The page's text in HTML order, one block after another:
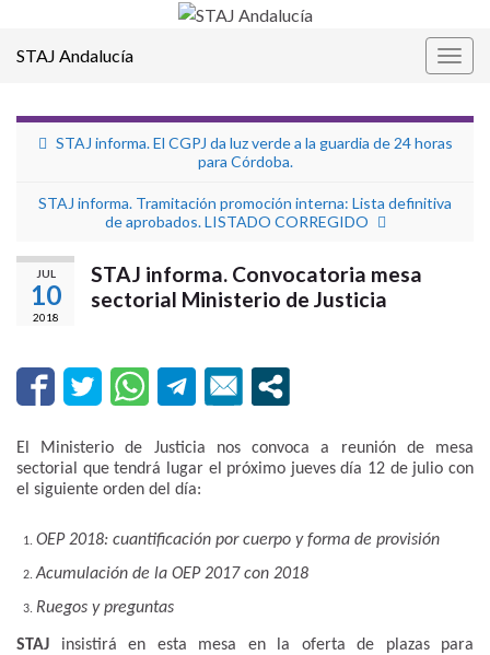
STAJ Andalucía
STAJ informa. El CGPJ da luz verde a la guardia de 24 horas
para Córdoba.
STAJ informa. Tramitación promoción interna: Lista definitiva
de aprobados. LISTADO CORREGIDO
JUL
10
2018
STAJ informa. Convocatoria mesa
sectorial Ministerio de Justicia
El Ministerio de Justicia nos convoca a reunión de mesa
sectorial que tendrá lugar el próximo jueves día 12 de julio con
el siguiente orden del día:
OEP 2018: cuantificación por cuerpo y forma de provisión
Acumulación de la OEP 2017 con 2018
Ruegos y preguntas
STAJ insistirá en esta mesa en la oferta de plazas para